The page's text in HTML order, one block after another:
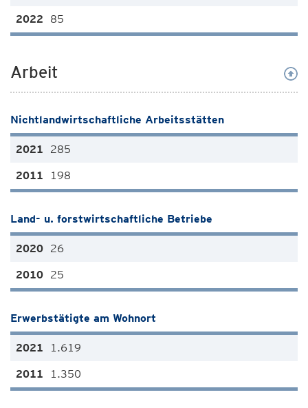
85
Arbeit
Nichtlandwirtschaftliche Arbeitsstätten
285
198
Land- u. forstwirtschaftliche Betriebe
26
25
Erwerbstätigte am Wohnort
1.619
1.350